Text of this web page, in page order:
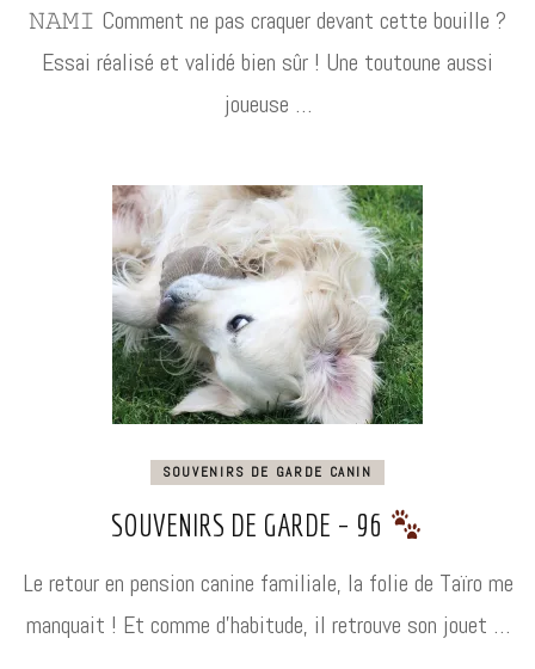
𝙽𝙰𝙼𝙸 Comment ne pas craquer devant cette bouille ?
Essai réalisé et validé bien sûr ! Une toutoune aussi
joueuse …
SOUVENIRS DE GARDE CANIN
SOUVENIRS DE GARDE – 96
Le retour en pension canine familiale, la folie de Taïro me
manquait ! Et comme d’habitude, il retrouve son jouet …